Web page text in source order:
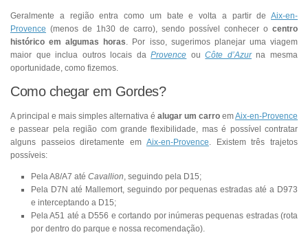
Geralmente a região entra como um bate e volta a partir de Aix-en-
Provence (menos de 1h30 de carro), sendo possível conhecer o centro
histórico em algumas horas. Por isso, sugerimos planejar uma viagem
maior que inclua outros locais daProvence ouCôte d’Azurna mesma
oportunidade, como fizemos.
Como chegar em Gordes?
A principal e mais simples alternativa é alugar um carro emAix-en-Provence
e passear pela região com grande flexibilidade, mas é possível contratar
alguns passeios diretamente em Aix-en-Provence. Existem três trajetos
possíveis:
Pela A8/A7 até Cavallion, seguindo pela D15;
Pela D7N até Mallemort, seguindo por pequenas estradas até a D973
e interceptando a D15;
Pela A51 até a D556 e cortando por inúmeras pequenas estradas (rota
por dentro do parque e nossa recomendação).